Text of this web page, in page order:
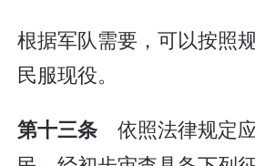
根据军队需要，可以按照
民服现役。
第十三条 依照法律规定